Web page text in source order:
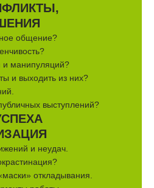
общение?
и манипуляций?
и выходить из них?
выступлений?
и неудач.
откладывания.